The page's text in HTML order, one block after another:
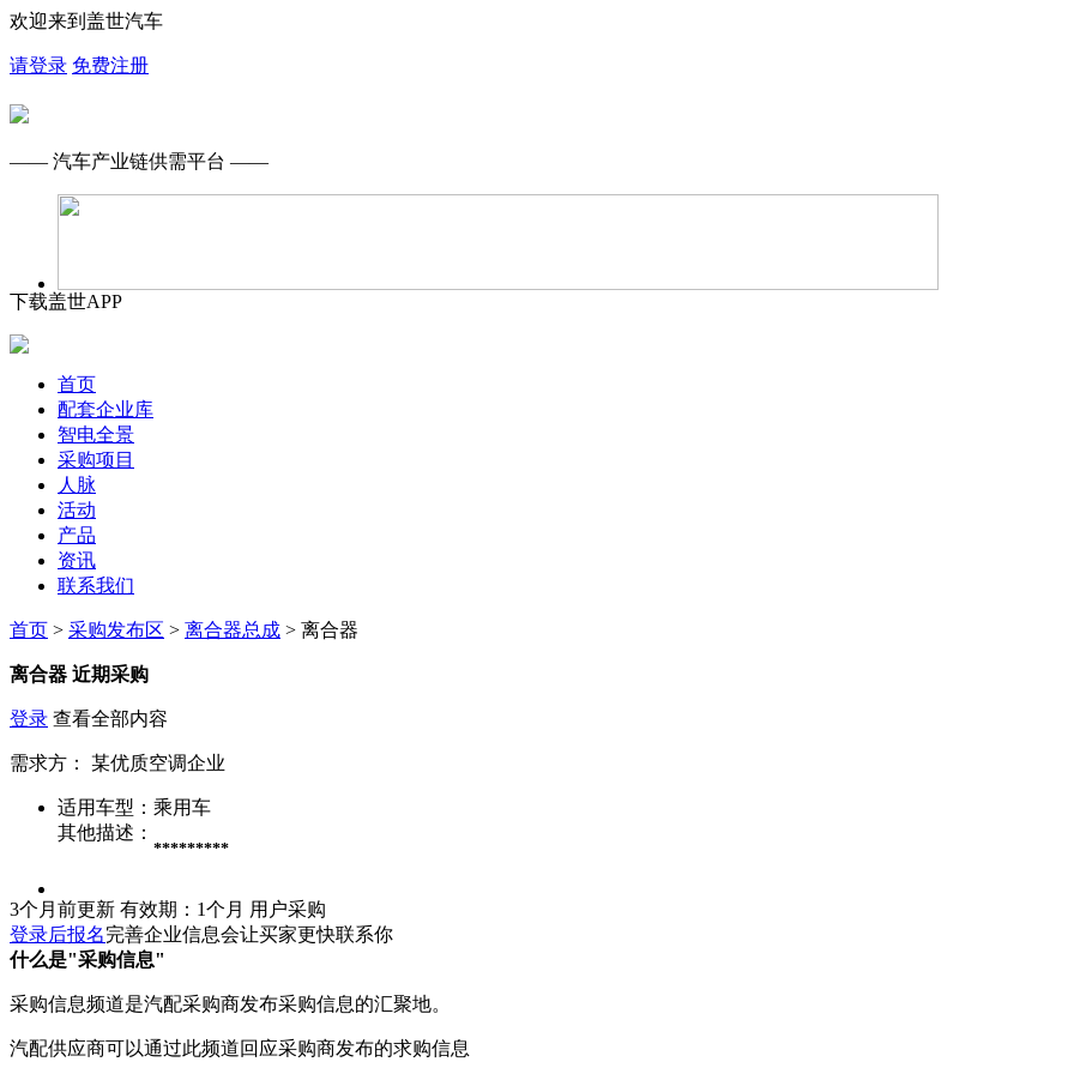
欢迎来到盖世汽车
请登录 免费注册
—— 汽车产业链供需平台 ——
下载盖世APP
首页
配套企业库
智电全景
采购项目
人脉
活动
产品
资讯
联系我们
首页 > 采购发布区 > 离合器总成 > 离合器
离合器 近期采购
登录 查看全部内容
需求方： 某优质空调企业
适用车型： 乘用车
其他描述：
*********
3个月前更新 有效期：1个月 用户采购
登录后报名完善企业信息会让买家更快联系你
什么是"采购信息"
采购信息频道是汽配采购商发布采购信息的汇聚地。
汽配供应商可以通过此频道回应采购商发布的求购信息